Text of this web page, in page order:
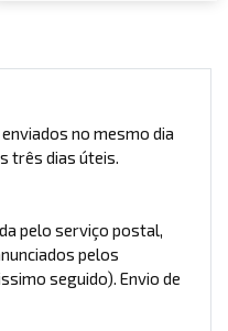
no mesmo dia
três dias úteis.
pelo serviço postal,
pelos
seguido). Envio de